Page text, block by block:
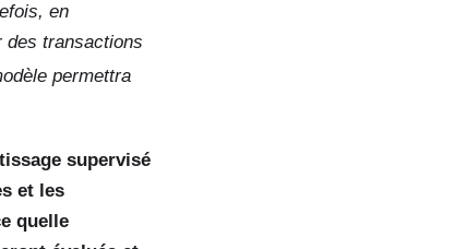
en
des transactions
permettra
supervisé
et les
quelle